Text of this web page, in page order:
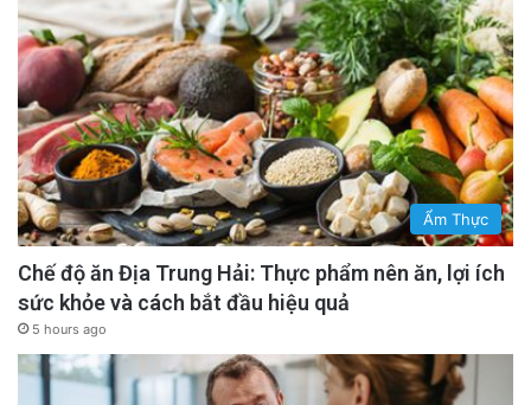
Ẩm Thực
Chế độ ăn Địa Trung Hải: Thực phẩm nên ăn, lợi ích
sức khỏe và cách bắt đầu hiệu quả
5 hours ago